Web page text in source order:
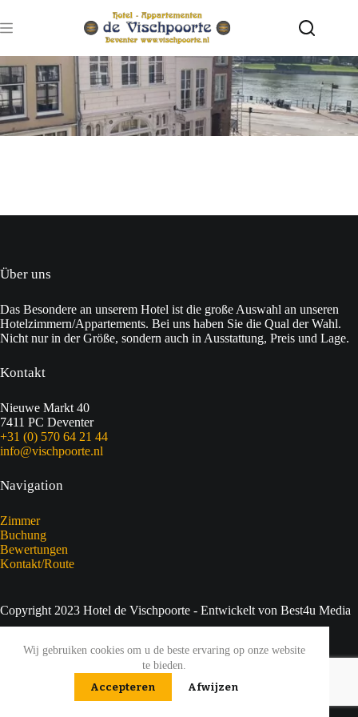
Inhalt
springen
Wij gebruiken cookies om u de beste ervaring op onze website
te bieden.
Accepteren
Afwijzen
Über uns
Das Besondere an unserem Hotel ist die große Auswahl an unseren
Hotelzimmern/Appartements. Bei uns haben Sie die Qual der Wahl.
Nicht nur in der Größe, sondern auch in Ausstattung, Preis und Lage.
Kontakt
Nieuwe Markt 40
7411 PC Deventer
+31 (0) 570 64 21 44
info@vischpoorte.nl
Navigation
Zimmer
Buchung
Bewertungen
Kontakt/Route
Copyright 2023 Hotel de Vischpoorte - Entwickelt von Best4u Media
Erklärung zum Datenschutz
Inhaltsverzeichnis